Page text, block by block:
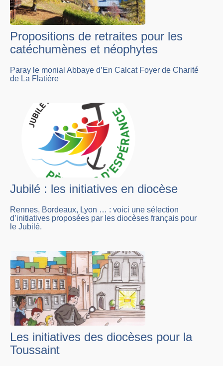
Propositions de retraites pour les
catéchumènes et néophytes
Paray le monial Abbaye d’En Calcat Foyer de Charité
de La Flatière
Jubilé : les initiatives en diocèse
Rennes, Bordeaux, Lyon … : voici une sélection
d’initiatives proposées par les diocèses français pour
le Jubilé.
Les initiatives des diocèses pour la
Toussaint